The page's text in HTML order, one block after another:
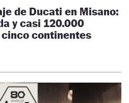
de Ducati en Misano:
y casi 120.000
cinco continentes